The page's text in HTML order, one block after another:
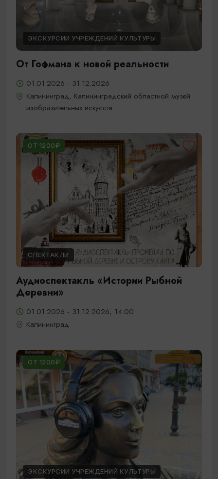
ЭКСКУРСИИ УЧРЕЖДЕНИЙ КУЛЬТУРЫ
От Гофмана к новой реальности
01.01.2026 - 31.12.2026
Калининград, Калининградский областной музей
изобразительных искусств
ОТ 1200₽
СПЕКТАКЛИ
Аудиоспектакль «Истории Рыбной
Деревни»
01.01.2026 - 31.12.2026, 14:00
Калининград
ОТ 1200₽
ЭКСКУРСИИ УЧРЕЖДЕНИЙ КУЛЬТУРЫ